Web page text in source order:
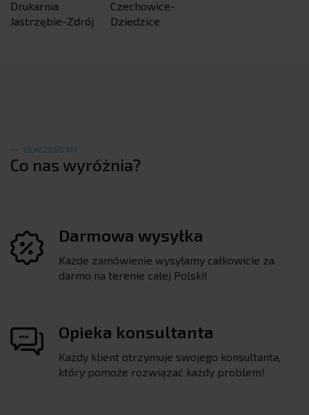
Drukarnia
Jastrzębie-Zdrój
Czechowice-
Dziedzice
DLACZEGO MY
Co nas wyróżnia?
Darmowa wysyłka
Każde zamówienie wysyłamy całkowicie za
darmo na terenie całej Polski!
Opieka konsultanta
Każdy klient otrzymuje swojego konsultanta,
który pomoże rozwiązać każdy problem!